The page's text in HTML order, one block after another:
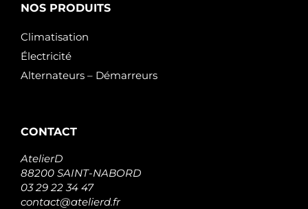
NOS PRODUITS
Climatisation
Électricité
Alternateurs – Démarreurs
CONTACT
AtelierD
88200 SAINT-NABORD
03 29 22 34 47
contact@atelierd.fr